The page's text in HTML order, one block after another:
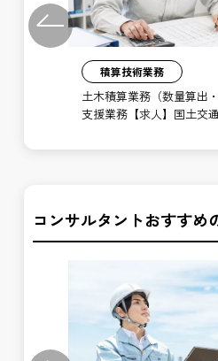
Previous
積算技術業務
土木積算業務（数量算出
支援業務【求人】国土交
コンサルタントおすすめ